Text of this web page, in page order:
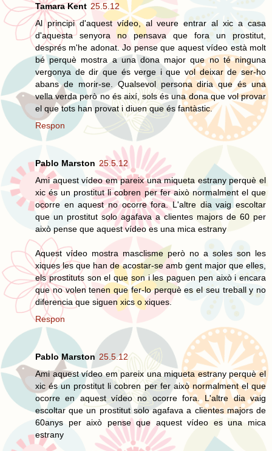
Tamara Kent 25.5.12
Al principi d'aquest vídeo, al veure entrar al xic a casa
d'aquesta senyora no pensava que fora un prostitut,
després m'he adonat. Jo pense que aquest vídeo està molt
bé perquè mostra a una dona major que no té ninguna
vergonya de dir que és verge i que vol deixar de ser-ho
abans de morir-se. Qualsevol persona diria que és una
vella verda però no és així, sols és una dona que vol provar
el que tots han provat i diuen que és fantàstic.
Respon
Pablo Marston 25.5.12
Ami aquest vídeo em pareix una miqueta estrany perquè el
xic és un prostitut li cobren per fer això normalment el que
ocorre en aquest no ocorre fora. L'altre dia vaig escoltar
que un prostitut solo agafava a clientes majors de 60 per
això pense que aquest vídeo es una mica estrany
Aquest vídeo mostra masclisme però no a soles son les
xiques les que han de acostar-se amb gent major que elles,
els prostituts son el que son i les paguen pen això i encara
que no volen tenen que fer-lo perquè es el seu treball y no
diferencia que siguen xics o xiques.
Respon
Pablo Marston 25.5.12
Ami aquest vídeo em pareix una miqueta estrany perquè el
xic és un prostitut li cobren per fer això normalment el que
ocorre en aquest vídeo no ocorre fora. L'altre dia vaig
escoltar que un prostitut solo agafava a clientes majors de
60anys per això pense que aquest vídeo es una mica
estrany